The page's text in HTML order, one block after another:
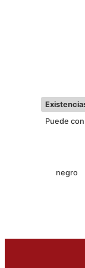
Puede
negro